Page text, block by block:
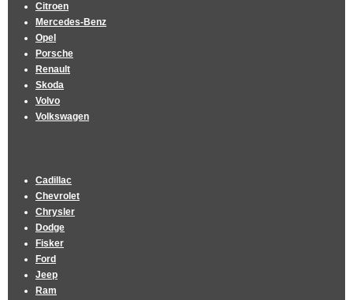
Citroen
Mercedes-Benz
Opel
Porsche
Renault
Skoda
Volvo
Volkswagen
Cadillac
Chevrolet
Chrysler
Dodge
Fisker
Ford
Jeep
Ram